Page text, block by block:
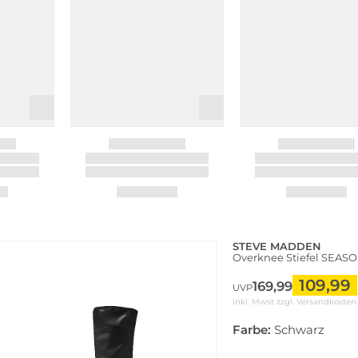
STEVE MADDEN
Overknee Stiefel
UVP169,99 109,99
inkl. Mwst zzgl. Versandkosten
Farbe: Schwarz